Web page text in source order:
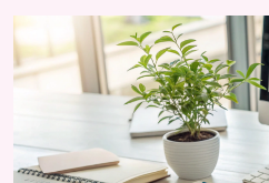
注册
服务
条款